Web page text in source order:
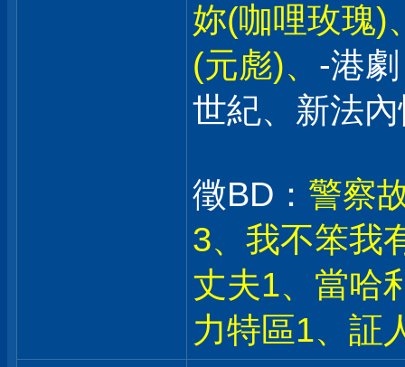
妳(咖哩玫瑰)
(元彪)、 -港
世紀、新法
徵BD： 警察
3、我不笨我
丈夫1、當哈
力特區1、証